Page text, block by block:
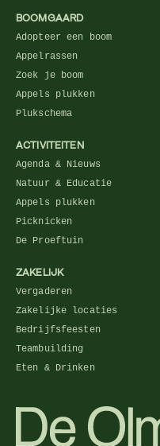
BOOMGAARD
Adopteer een boom
Appelrassen
Zoek je boom
Appels plukken
Plukschema
ACTIVITEITEN
Agenda & Nieuws
Natuur & Educatie
Appels plukken
Picknicken
De Proeftuin
ZAKELIJK
Vergaderen
Zakelijke locaties
Bedrijfsfeesten
Teambuilding
Eten & Drinken